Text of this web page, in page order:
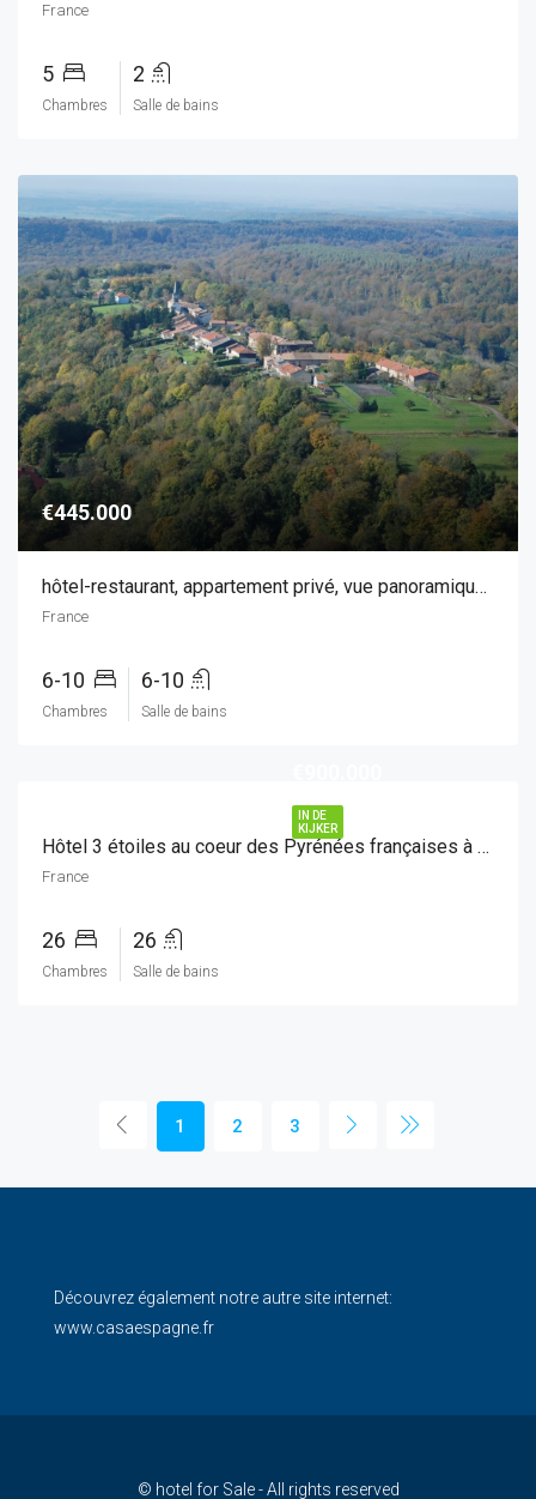
France
5
Chambres
2
Salle de bains
€445.000
hôtel-restaurant, appartement privé, vue panoramique, salle de fêtes
France
6-10
Chambres
6-10
Salle de bains
IN DE
KIJKER
Hôtel 3 étoiles au coeur des Pyrénées françaises à vendre !
France
26
Chambres
26
Salle de bains
1 2 3
Découvrez également notre autre site internet:
www.casaespagne.fr
© hotel for Sale - All rights reserved